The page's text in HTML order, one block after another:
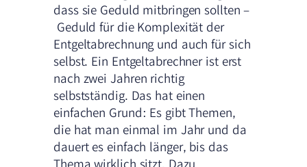
dass sie Geduld mitbringen sollten –
Geduld für die Komplexität der
Entgeltabrechnung und auch für sich
selbst. Ein Entgeltabrechner ist erst
nach zwei Jahren richtig
selbstständig. Das hat einen
einfachen Grund: Es gibt Themen,
die hat man einmal im Jahr und da
dauert es einfach länger, bis das
Thema wirklich sitzt. Dazu